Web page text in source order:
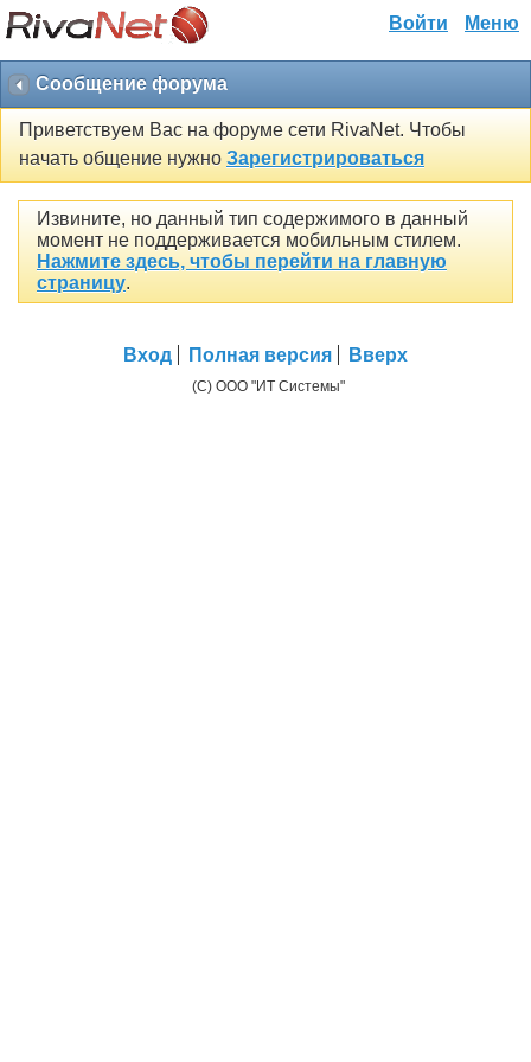
Войти Меню
Сообщение форума
Приветствуем Вас на форуме сети RivaNet. Чтобы
начать общение нужно Зарегистрироваться
Извините, но данный тип содержимого в данный
момент не поддерживается мобильным стилем.
Нажмите здесь, чтобы перейти на главную
страницу.
Вход Полная версия Вверх
(C) ООО "ИТ Системы"